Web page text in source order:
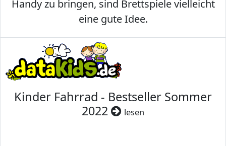
Handy zu bringen, sind Brettspiele vielleicht
eine gute Idee.
Kinder Fahrrad - Bestseller Sommer
2022
lesen